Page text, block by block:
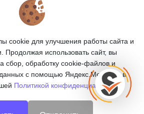
cookie для улучшения работы сайта и
Продолжая использовать сайт, вы
сбор, обработку cookie-файлов и
данных с помощью Яндекс.Метрика, в
Политикой конфиденциальности.